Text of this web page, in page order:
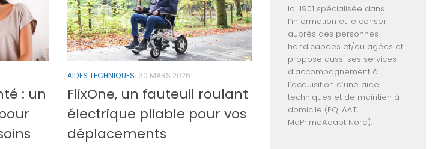
: un
AIDES TECHNIQUES 30 MARS 2026
FlixOne, un fauteuil roulant
électrique pliable pour vos
déplacements
loi 1901 spécialisée dans
l’information et le conseil
auprès des personnes
handicapées et/ou âgées et
propose aussi ses services
d’accompagnement à
l’acquisition d’une aide
techniques et de maintien à
domicile (EQLAAT,
MaPrimeAdapt Nord).